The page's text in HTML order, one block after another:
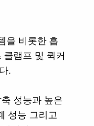
을 비롯한 흡
램프 및 퀵커
.
성능과 높은
성능 그리고